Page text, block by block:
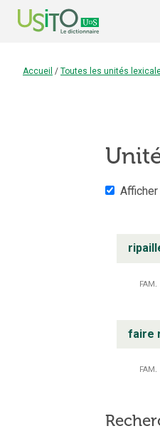
Accueil / Toutes les unités
fam.
faire
fam.